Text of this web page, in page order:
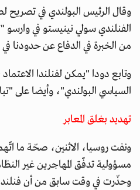
وقال الرئيس البولندي في تصريح
الفنلندي سولي نينيستو في وارسو
من الخبرة في الدفاع عن حدودنا
وتابع دودا "يمكن لفنلندا
السياسي البولندي"، وأيضا على
تهديد بغلق المعابر
ونفت روسيا، الاثنين، صحّة ما
مسؤولية تدفّق المهاجرين غير
وحذّرت في وقت سابق من أن